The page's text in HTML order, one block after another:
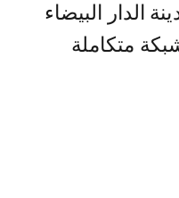
الدار البيضاء
على شبكة متكاملة